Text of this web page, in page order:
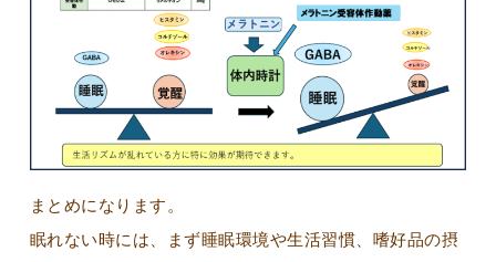
まとめになります。
眠れない時には、まず睡眠環境や生活習慣、嗜好品の摂